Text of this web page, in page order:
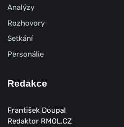
Analýzy
Rozhovory
Setkání
Personálie
Redakce
František Doupal
Redaktor RMOL.CZ